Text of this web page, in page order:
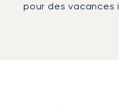
pour des vacances